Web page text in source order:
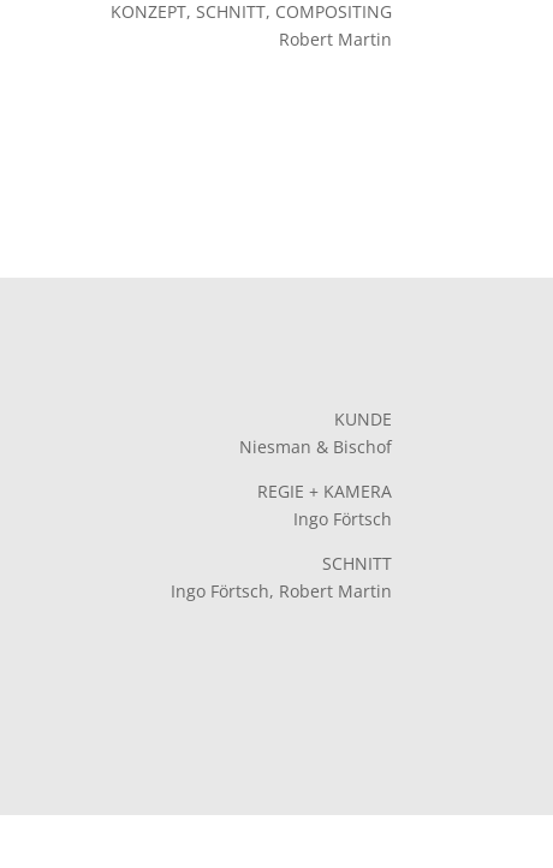
KONZEPT, SCHNITT, COMPOSITING
Robert Martin
KUNDE
Niesman & Bischof
REGIE + KAMERA
Ingo Förtsch
SCHNITT
Ingo Förtsch, Robert Martin